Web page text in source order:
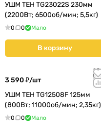
УШМ TEH TG23022S 230мм
(2200Вт; 6500об/мин; 5,5кг)
0 0 Мало
В корзину
3 590 ₽/шт
УШМ TEH TG12508F 125мм
(800Вт; 11000об/мин; 2,35кг)
0 0 Мало